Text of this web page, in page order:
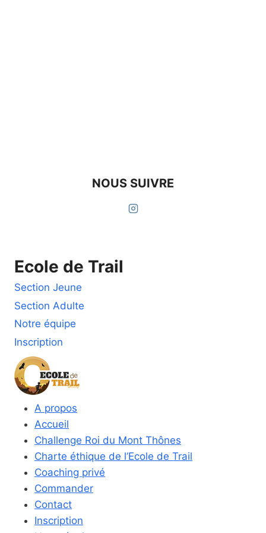
NOUS SUIVRE
Ecole de Trail
Section Jeune
Section Adulte
Notre équipe
Inscription
A propos
Accueil
Challenge Roi du Mont Thônes
Charte éthique de l’Ecole de Trail
Coaching privé
Commander
Contact
Inscription